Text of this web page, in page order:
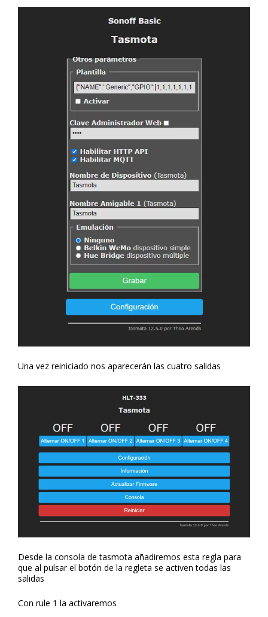
Una vez reiniciado nos aparecerán las cuatro salidas
Desde la consola de tasmota añadiremos esta regla para
que al pulsar el botón de la regleta se activen todas las
salidas
Con rule 1 la activaremos